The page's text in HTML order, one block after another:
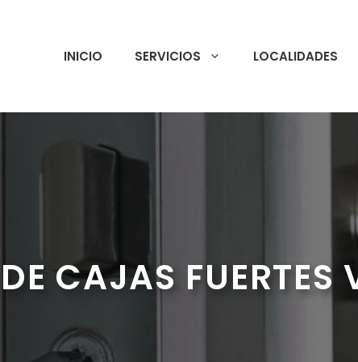
INICIO SERVICIOS LOCALIDADES
CAJAS FUERTES